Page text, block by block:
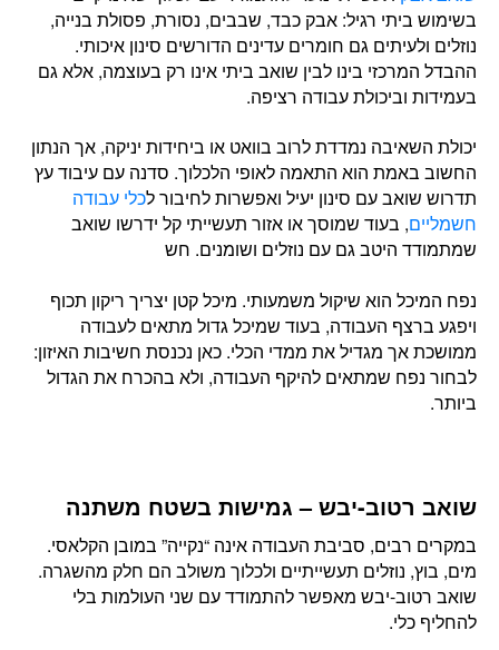
בשימוש ביתי רגיל: אבק כבד, שבבים, נסורת, פסולת בנייה,
נוזלים ולעיתים גם חומרים עדינים הדורשים סינון איכותי.
ההבדל המרכזי בינו לבין שואב ביתי אינו רק בעוצמה, אלא גם
בעמידות וביכולת עבודה רציפה.
יכולת השאיבה נמדדת לרוב בוואט או ביחידות יניקה, אך הנתון
החשוב באמת הוא התאמה לאופי הלכלוך. סדנה עם עיבוד עץ
תדרוש שואב עם סינון יעיל ואפשרות לחיבור לכלי עבודה
חשמליים, בעוד שמוסך או אזור תעשייתי קל ידרשו שואב
שמתמודד היטב גם עם נוזלים ושומנים. חש
נפח המיכל הוא שיקול משמעותי. מיכל קטן יצריך ריקון תכוף
ויפגע ברצף העבודה, בעוד שמיכל גדול מתאים לעבודה
ממושכת אך מגדיל את ממדי הכלי. כאן נכנסת חשיבות האיזון:
לבחור נפח שמתאים להיקף העבודה, ולא בהכרח את הגדול
ביותר.
שואב רטוב-יבש – גמישות בשטח משתנה
במקרים רבים, סביבת העבודה אינה “נקייה” במובן הקלאסי.
מים, בוץ, נוזלים תעשייתיים ולכלוך משולב הם חלק מהשגרה.
שואב רטוב-יבש מאפשר להתמודד עם שני העולמות בלי
להחליף כלי.